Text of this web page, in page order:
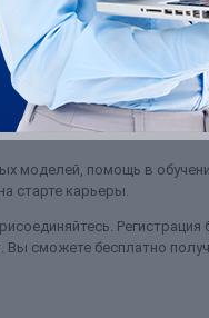
индивидуальный
к студии (и ещё 3 )
моделей, помощь в
старте карьеры.
сможете бесплатно